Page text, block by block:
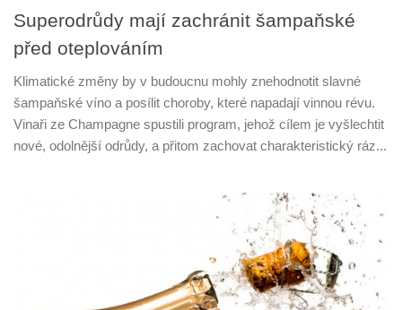
Superodrůdy mají zachránit šampaňské
před oteplováním
Klimatické změny by v budoucnu mohly znehodnotit slavné
šampaňské víno a posílit choroby, které napadají vinnou révu.
Vinaři ze Champagne spustili program, jehož cílem je vyšlechtit
nové, odolnější odrůdy, a přitom zachovat charakteristický ráz...